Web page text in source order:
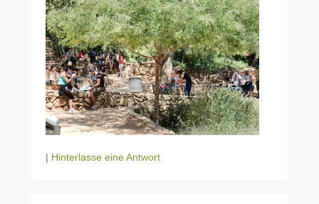
| Hinterlasse eine Antwort